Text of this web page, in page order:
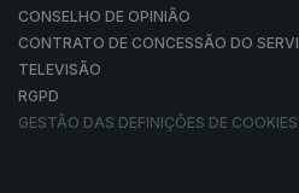
CONSELHO DE OPINIÃO
CONTRATO DE CONCESSÃO DO
TELEVISÃO
RGPD
GESTÃO DAS DEFINIÇÕES DE COOKIES